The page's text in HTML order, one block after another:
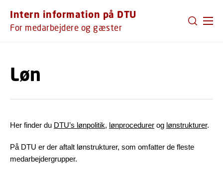
Intern information på DTU
For medarbejdere og gæster
Løn
Her finder du DTU’s lønpolitik, lønprocedurer og lønstrukturer.
På DTU er der aftalt lønstrukturer, som omfatter de fleste
medarbejdergrupper.